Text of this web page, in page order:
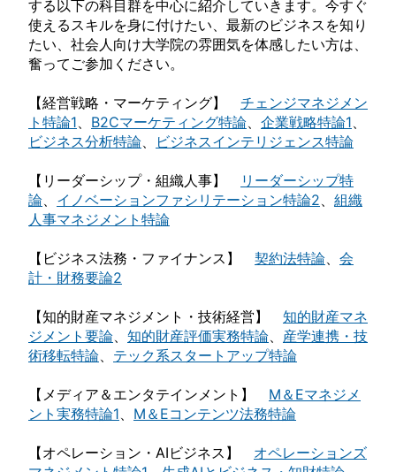
する以下の科目群を中心に紹介していきます。今すぐ
使えるスキルを身に付けたい、最新のビジネスを知り
たい、社会人向け大学院の雰囲気を体感したい方は、
奮ってご参加ください。
【経営戦略・マーケティング】 チェンジマネジメン
ト特論1
B2Cマーケティング特論 企業戦略特論1
ビジネス分析特論
ビジネスインテリジェンス特論
【リーダーシップ・組織人事】
リーダーシップ特
論
イノベーションファシリテーション特論2
組織
人事マネジメント特論
【ビジネス法務・ファイナンス】 契約法特論
会
計・財務要論2
【知的財産マネジメント・技術経営】 知的財産マネ
ジメント要論
知的財産評価実務特論
産学連携・技
術移転特論
テック系スタートアップ特論
【メディア＆エンタテインメント】 M＆Eマネジメ
ント実務特論1
M＆Eコンテンツ法務特論
【オペレーション・AIビジネス】 オペレーションズ